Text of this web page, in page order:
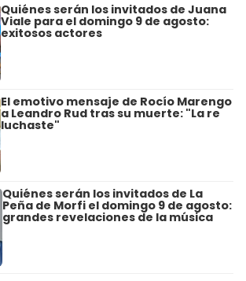
Quiénes serán los invitados de Juana
Viale para el domingo 9 de agosto:
exitosos actores
El emotivo mensaje de Rocío Marengo
a Leandro Rud tras su muerte: "La re
luchaste"
Quiénes serán los invitados de La
Peña de Morfi el domingo 9 de agosto:
grandes revelaciones de la música